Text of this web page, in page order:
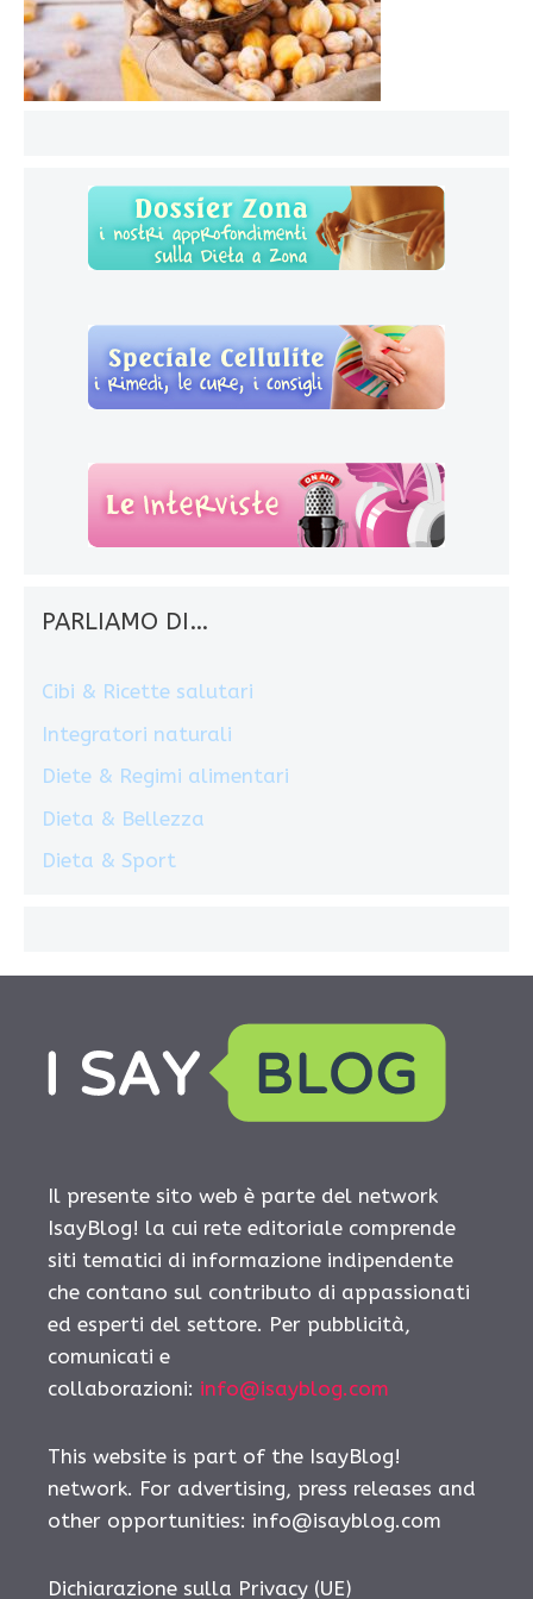
PARLIAMO DI…
Cibi & Ricette salutari
Integratori naturali
Diete & Regimi alimentari
Dieta & Bellezza
Dieta & Sport
Il presente sito web è parte del network
IsayBlog! la cui rete editoriale comprende
siti tematici di informazione indipendente
che contano sul contributo di appassionati
ed esperti del settore. Per pubblicità,
comunicati e
collaborazioni: info@isayblog.com
This website is part of the IsayBlog!
network. For advertising, press releases and
other opportunities: info@isayblog.com
Dichiarazione sulla Privacy (UE)